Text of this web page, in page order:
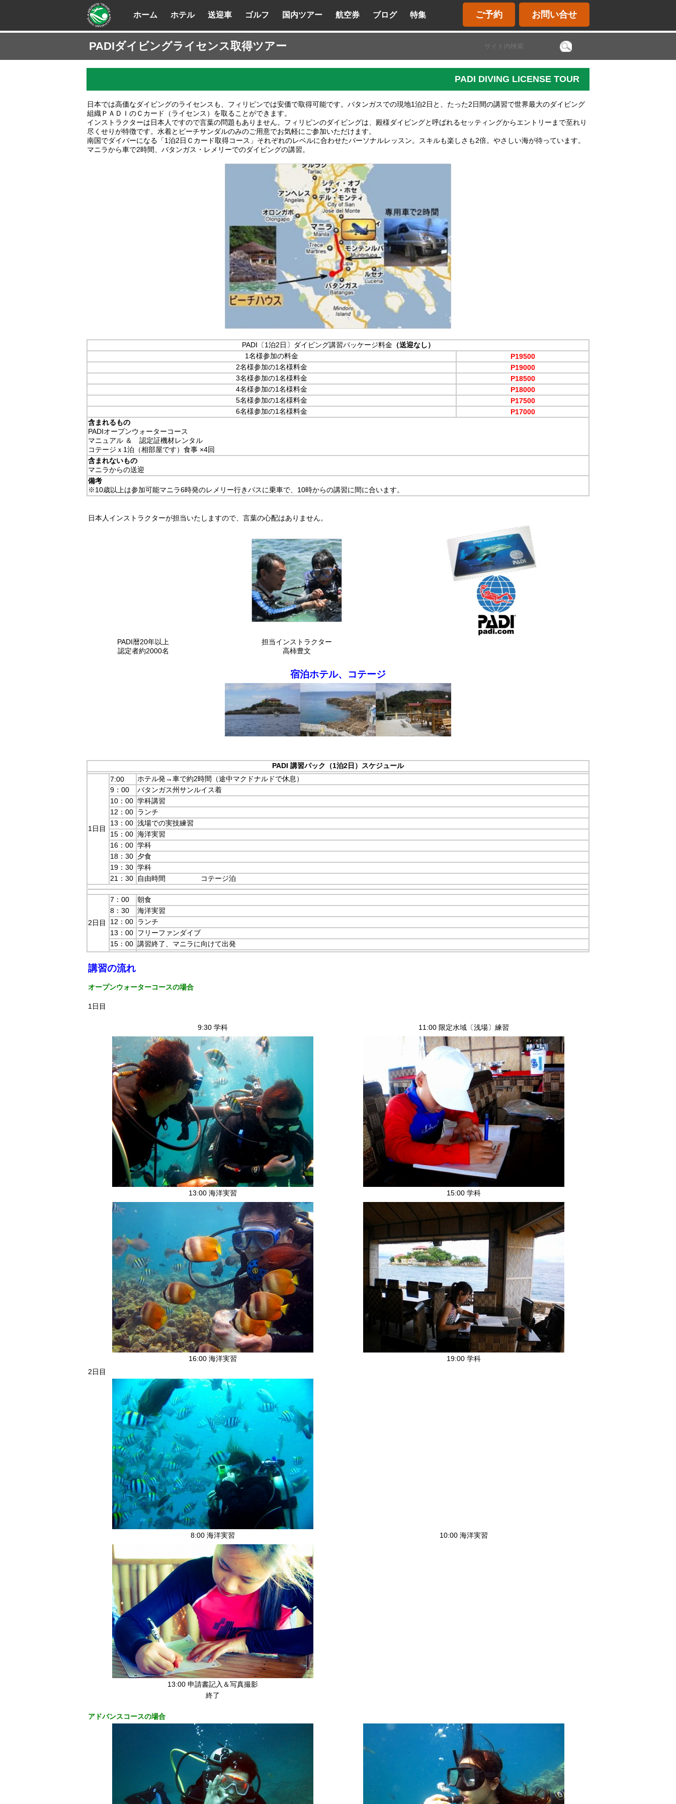
ホーム ホテル 送迎車 ゴルフ 国内ツアー 航空券 ブログ 特集 お問い合せ
ご予約
PADIダイビングライセンス取得ツアー
PADI DIVING LICENSE TOUR
日本では高価なダイビングのライセンスも、フィリピンでは安価で取得可能です。バタンガスでの現地1泊2日と、たった2日間の講習で世界最大のダイビング
組織ＰＡＤＩのＣカード（ライセンス）を取ることができます。
インストラクターは日本人ですので言葉の問題もありません。フィリピンのダイビングは、殿様ダイビングと呼ばれるセッティングからエントリーまで至れり
尽くせりが特徴です。水着とビーチサンダルのみのご用意でお気軽にご参加いただけます。
南国でダイバーになる「1泊2日Ｃカード取得コース」それぞれのレベルに合わせたパーソナルレッスン。スキルも楽しさも2倍。やさしい海が待っています。
マニラから車で2時間、バタンガス・レメリーでのダイビングの講習。
PADI〔1泊2日〕ダイビング講習パッケージ料金 （送迎なし）
1名様参加の料金
P19500
2名様参加の1名様料金
P19000
3名様参加の1名様料金
P18500
4名様参加の1名様料金
P18000
5名様参加の1名様料金
P17500
6名様参加の1名様料金
P17000
含まれるもの
PADIオープンウォーターコース
マニュアル ＆ 認定証機材レンタル
コテージｘ1泊（相部屋です）食事 ×4回
含まれないもの
マニラからの送迎
備考
※10歳以上は参加可能マニラ6時発のレメリー行きバスに乗車で、10時からの講習に間に合います。
日本人インストラクターが担当いたしますので、言葉の心配はありません。
PADI暦20年以上
認定者約2000名
担当インストラクター
高柿豊文
宿泊ホテル、コテージ
PADI 講習パック（1泊2日）スケジュール
1日目
7:00
ホテル発→車で約2時間（途中マクドナルドで休息）
9：00
バタンガス州サンルイス着
10：00 学科講習
12：00 ランチ
13：00 浅場での実技練習
15：00 海洋実習
16：00 学科
18：30 夕食
19：30 学科
21：30
自由時間 コテージ泊
2日目
7：00
朝食
8：30
海洋実習
12：00 ランチ
13：00 フリーファンダイブ
15：00 講習終了、マニラに向けて出発
講習の流れ
オープンウォーターコースの場合
1日目
9:30 学科 11:00 限定水域〔浅場〕練習
13:00 海洋実習 15:00 学科
16:00 海洋実習
19:00 学科
2日目
8:00 海洋実習 10:00 海洋実習
13:00 申請書記入＆写真撮影
終了
アドバンスコースの場合